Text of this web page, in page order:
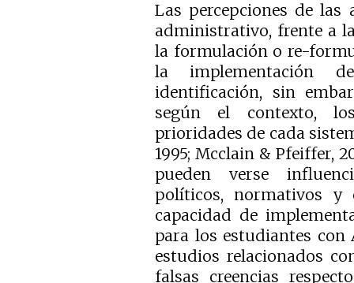
Las percepciones de las
administrativo, frente a
la formulación o re-
la implementación
identificación, sin
según el contexto,
prioridades de cada
1995; Mcclain & Pfeiffer,
pueden verse
políticos, normativos y
capacidad de
para los estudiantes con
estudios relacionados
falsas creencias